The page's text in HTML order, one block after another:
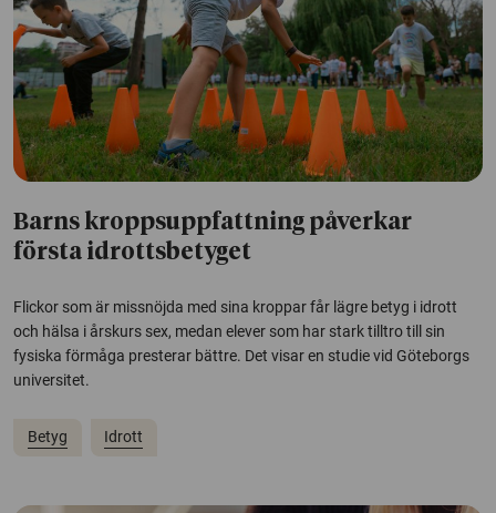
Barns kroppsuppfattning påverkar
första idrottsbetyget
Flickor som är missnöjda med sina kroppar får lägre betyg i idrott
och hälsa i årskurs sex, medan elever som har stark tilltro till sin
fysiska förmåga presterar bättre. Det visar en studie vid Göteborgs
universitet.
Betyg Idrott